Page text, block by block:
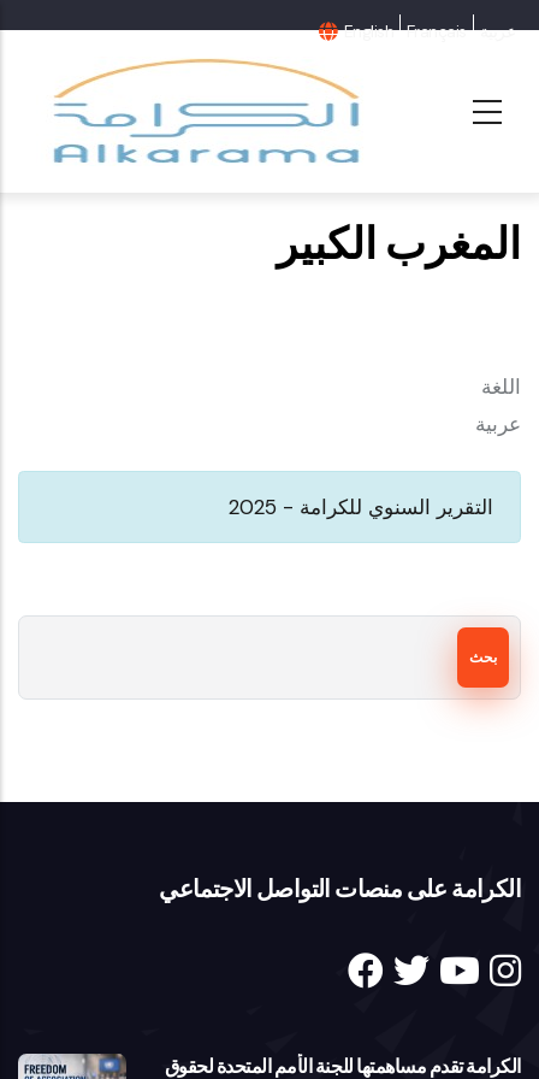
English Français عربية
المغرب الكبير
اللغة
عربية
التقرير السنوي للكرامة - 2025
الكرامة على منصات التواصل الاجتماعي
الكرامة تقدم مساهمتها للجنة الأمم المتحدة لحقوق